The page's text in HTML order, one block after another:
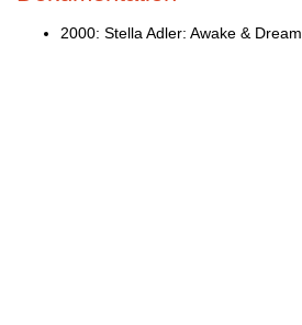
2000: Stella Adler: Awake & Dream